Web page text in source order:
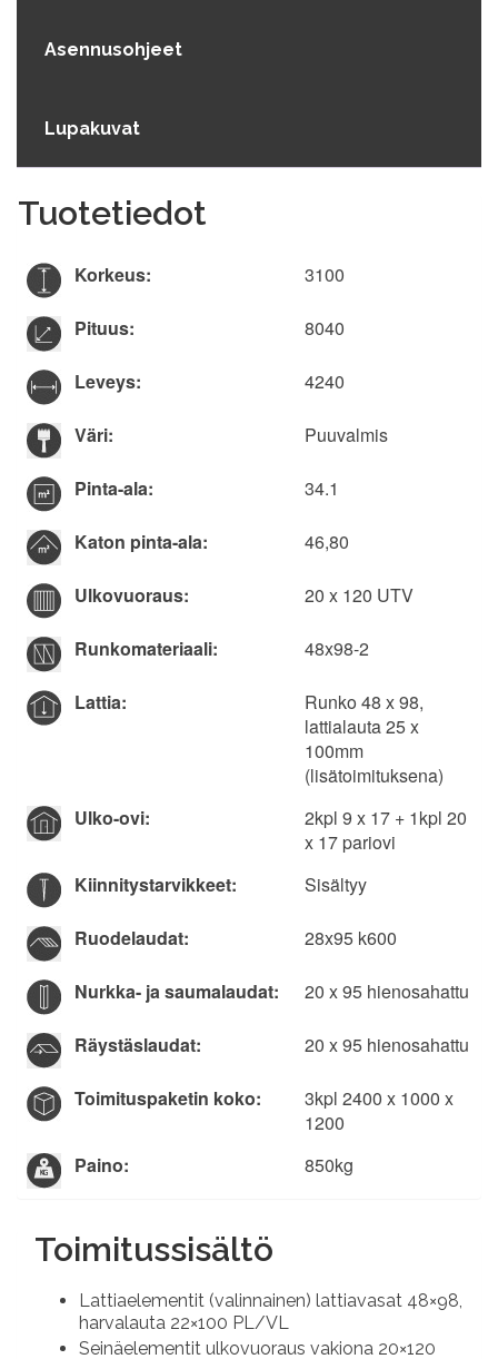
Asennusohjeet
Lupakuvat
Tuotetiedot
Korkeus: 3100
Pituus: 8040
Leveys: 4240
Väri: Puuvalmis
Pinta-ala: 34.1
Katon pinta-ala: 46,80
Ulkovuoraus: 20 x 120 UTV
Runkomateriaali: 48x98-2
Lattia:
Runko 48 x 98,
lattialauta 25 x
100mm
(lisätoimituksena)
Ulko-ovi:
2kpl 9 x 17 + 1kpl 20
x 17 pariovi
Kiinnitys­tarvikkeet:
Sisältyy
Ruodelaudat: 28x95 k600
Nurkka- ja saumalaudat: 20 x 95 hienosahattu
Räystäslaudat: 20 x 95 hienosahattu­
Toimituspaketin koko:
3kpl 2400 x 1000 x
1200
Paino:
850kg
Toimitussisältö
Lattiaelementit (valinnainen) lattiavasat 48×98,
harvalauta 22×100 PL/VL
Seinäelementit ulkovuoraus vakiona 20×120